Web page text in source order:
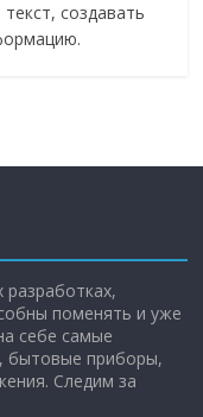
создавать
поменять и уже
себе самые
бытовые приборы,
Следим за